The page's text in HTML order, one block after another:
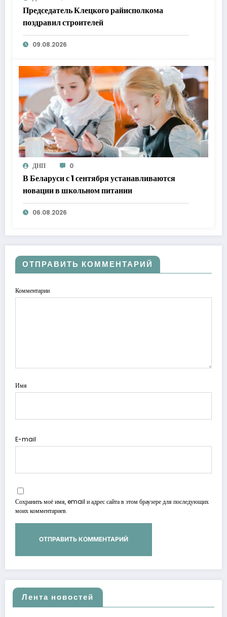
Председатель Клецкого райисполкома
поздравил строителей
09.08.2026
ДНП 0
В Беларуси с 1 сентября устанавливаются
новации в школьном питании
06.08.2026
ОТПРАВИТЬ КОММЕНТАРИЙ
Комментарии
Имя
E-mail
Сохранить моё имя, email и адрес сайта в этом браузере для последующих
моих комментариев.
Лента новостей